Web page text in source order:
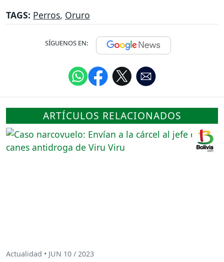
TAGS: Perros, Oruro
SÍGUENOS EN:
ARTÍCULOS RELACIONADOS
Actualidad • JUN 10 / 2023